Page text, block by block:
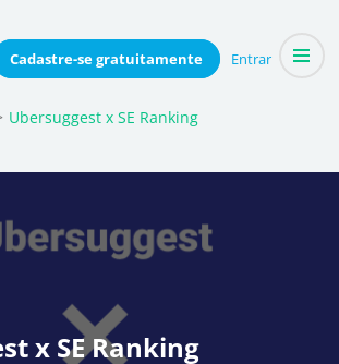
Cadastre-segratuitamente Entrar
para economizar coletivamente
Ubersuggest x SE Ranking
x SE Ranking